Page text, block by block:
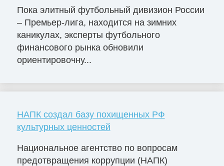
Пока элитный футбольный дивизион России
– Премьер-лига, находится на зимних
каникулах, эксперты футбольного
финансового рынка обновили
ориентировочну...
НАПК создал базу похищенных РФ
культурных ценностей
Национальное агентство по вопросам
предотвращения коррупции (НАПК)